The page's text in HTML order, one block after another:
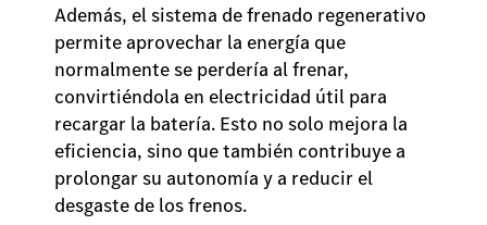
Además, el sistema de frenado regenerativo
permite aprovechar la energía que
normalmente se perdería al frenar,
convirtiéndola en electricidad útil para
recargar la batería. Esto no solo mejora la
eficiencia, sino que también contribuye a
prolongar su autonomía y a reducir el
desgaste de los frenos.